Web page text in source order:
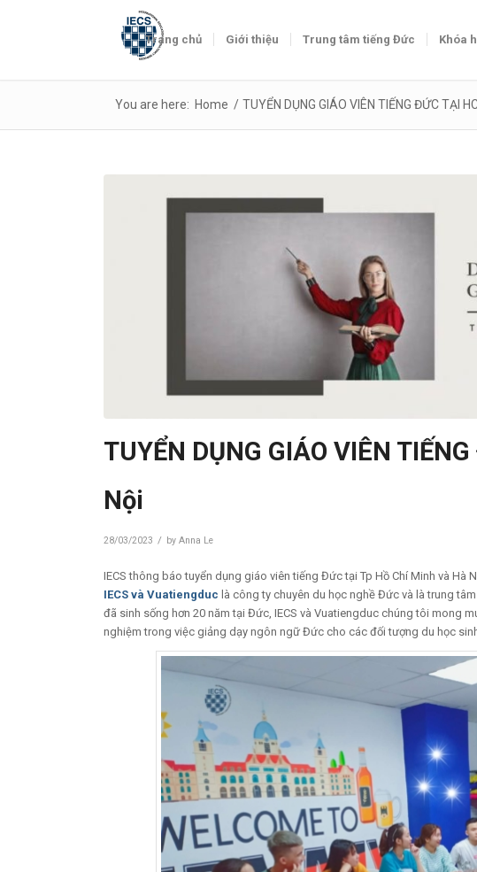
Trang chủ Giới thiệu Trung tâm tiếng Đức Khóa
You are here: Home / TUYỂN DỤNG GIÁO VIÊN TIẾNG ĐỨC TẠI
TUYỂN DỤNG GIÁO VIÊN
Nội
28/03/2023 / byAnna Le
IECS thông báo tuyển dụng giáo viên tiếng Đức tại Tp Hồ Chí Minh và Hà
IECS vàVuatiengduc là công ty chuyên du học nghề Đức và là trung
đã sinh sống hơn 20 năm tại Đức, IECS và Vuatiengduc chúng tôi mong
nghiệm trong việc giảng dạy ngôn ngữ Đức cho các đối tượng du học